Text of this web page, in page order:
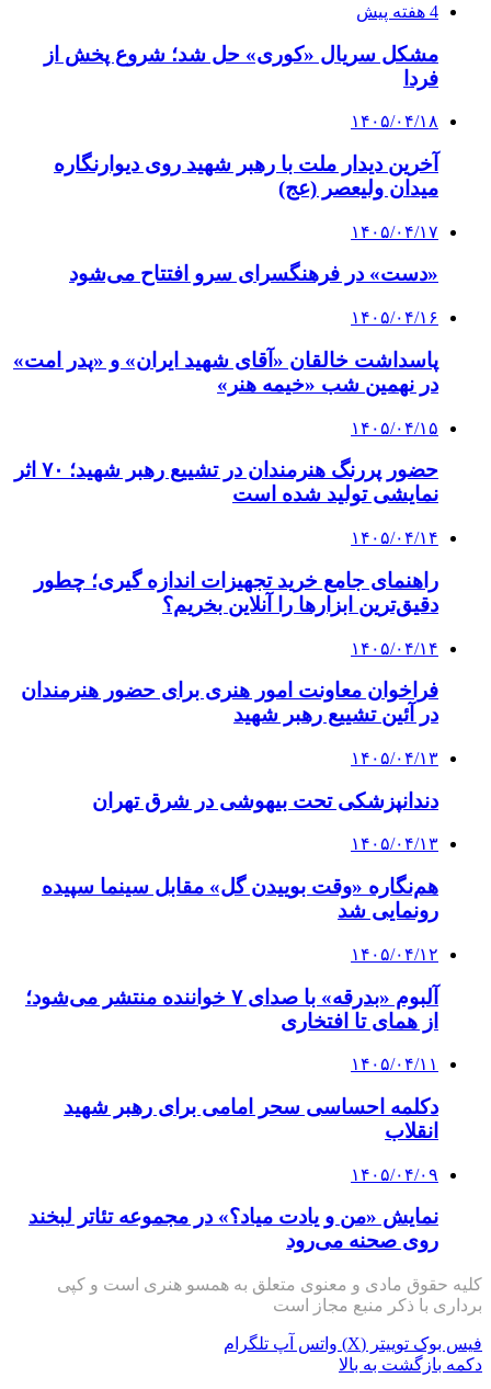
4 هفته پیش
مشکل سریال «کوری» حل شد؛ شروع پخش از
فردا
۱۴۰۵/۰۴/۱۸
آخرین دیدار ملت با رهبر شهید روی دیوارنگاره
میدان ولیعصر (عج)
۱۴۰۵/۰۴/۱۷
«دست» در فرهنگسرای سرو افتتاح می‌شود
۱۴۰۵/۰۴/۱۶
پاسداشت خالقان «آقای شهید ایران» و «پدر امت»
در نهمین شب «خیمه هنر»
۱۴۰۵/۰۴/۱۵
حضور پررنگ هنرمندان در تشییع رهبر شهید؛ ۷۰ اثر
نمایشی تولید شده است
۱۴۰۵/۰۴/۱۴
راهنمای جامع خرید تجهیزات اندازه گیری؛ چطور
دقیق‌ترین ابزارها را آنلاین بخریم؟
۱۴۰۵/۰۴/۱۴
فراخوان معاونت امور هنری برای حضور هنرمندان
در آئین تشییع رهبر شهید
۱۴۰۵/۰۴/۱۳
دندانپزشکی تحت بیهوشی در شرق تهران
۱۴۰۵/۰۴/۱۳
هم‌نگاره «وقت بوییدن گل» مقابل سینما سپیده
رونمایی شد
۱۴۰۵/۰۴/۱۲
آلبوم «بدرقه» با صدای ۷ خواننده منتشر می‌شود؛
از همای تا افتخاری
۱۴۰۵/۰۴/۱۱
دکلمه‌ احساسی سحر امامی برای رهبر شهید
انقلاب
۱۴۰۵/۰۴/۰۹
نمایش «من و یادت میاد؟» در مجموعه تئاتر لبخند
روی صحنه می‌رود
کلیه حقوق مادی و معنوی متعلق به همسو هنری است و کپی
برداری با ذکر منبع مجاز است
فیس بوک توییتر (X) واتس آپ تلگرام
دکمه بازگشت به بالا